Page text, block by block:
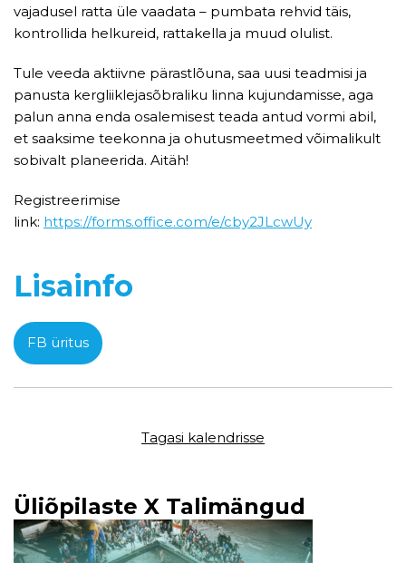
Üliõpilaste X Talimängud
vajadusel ratta üle vaadata – pumbata rehvid täis,
kontrollida helkureid, rattakella ja muud olulist.
Tule veeda aktiivne pärastlõuna, saa uusi teadmisi ja
panusta kergliiklejasõbraliku linna kujundamisse, aga
palun anna enda osalemisest teada antud vormi abil,
et saaksime teekonna ja ohutusmeetmed võimalikult
sobivalt planeerida. Aitäh!
Registreerimise
link: https://forms.office.com/e/cby2JLcwUy
Lisainfo
FB üritus
Tagasi kalendrisse